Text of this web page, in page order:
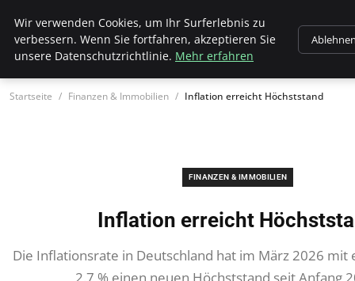
Wk Institut
Startseite Finanzen & Immobilien Inflation erreicht Höchststand
FINANZEN & IMMOBILIEN
Inflation erreicht
Die Inflationsrate in Deutschland hat im März 2026 mit
Wir verwenden Cookies, um Ihr Surferlebnis zu
verbessern. Wenn Sie fortfahren, akzeptieren Sie
unsere Datenschutzrichtlinie. Mehr erfahren